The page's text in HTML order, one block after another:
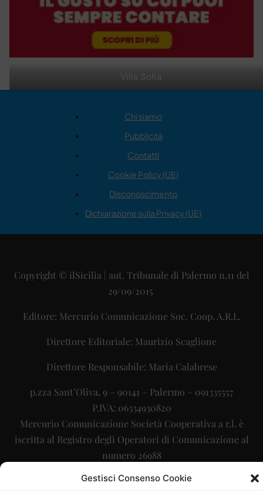
Gestisci Consenso Cookie
Villa Sofia
Chi siamo
Pubblicità
Contatti
Cookie Policy (UE)
Disconoscimento
Dichiarazione sulla Privacy (UE)
Copyright © ilSicilia | aut. Tribunale di Palermo n.11 del
29/09/2015
Editore: Mercurio Comunicazione Soc. Coop. A.R.L.
Direttore Editoriale: Maurizio Scaglione
Direttore Responsabile: Maria Calabrese
p.zza Sant’Oliva, 9 – 90141 – Palermo – 091335557
P.IVA: 06334930820
Mercurio Comunicazione Società Cooperativa a r.l. è
iscritta al Registro degli Operatori di Comunicazione al
numero 26988
Sito gestito daLa Digitale srl–info@ladigitale.it